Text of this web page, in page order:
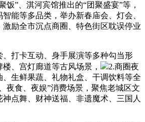
饭”、淇河宾馆推出的“团聚盛宴”等，
能等多品类，举办新春庙会、灯会、
激励全市沉点商圈、特色街区耽误停业
打卡互动、身手展演等多种勾当形
、宫灯廊道等古风场景，
2.商圈夜
生鲜果蔬、礼物礼盒、干调饮料等全
夜食、夜娱”消费场景，聚焦老城区文
点舞、财神送福、非遗魔术、三国人